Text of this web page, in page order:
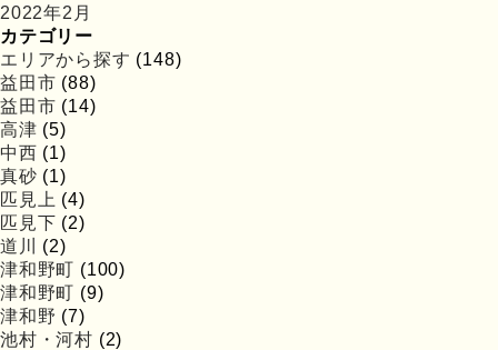
2022年2月
カテゴリー
エリアから探す (148)
益田市 (88)
益田市 (14)
高津 (5)
中西 (1)
真砂 (1)
匹見上 (4)
匹見下 (2)
道川
(2)
津和野町 (100)
津和野町 (9)
津和野 (7)
池村・河村 (2)